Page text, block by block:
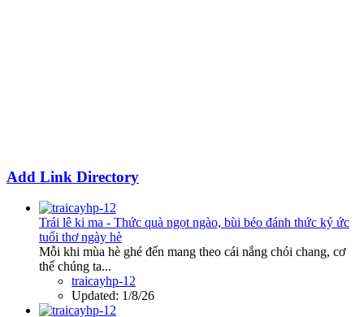
Add Link Directory
Trái lê ki ma - Thức quà ngọt ngào, bùi béo đánh thức ký ức
tuổi thơ ngày hè
Mỗi khi mùa hè ghé đến mang theo cái nắng chói chang, cơ
thể chúng ta...
traicayhp-12
Updated: 1/8/26